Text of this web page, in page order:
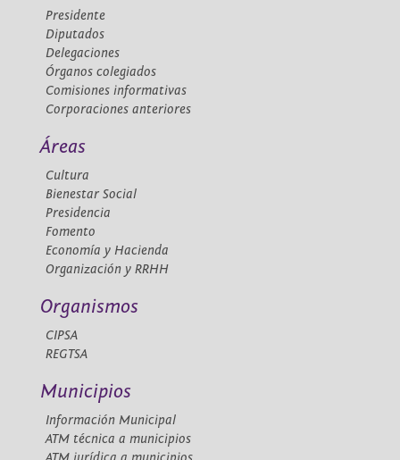
Presidente
Diputados
Delegaciones
Órganos colegiados
Comisiones informativas
Corporaciones anteriores
Áreas
Cultura
Bienestar Social
Presidencia
Fomento
Economía y Hacienda
Organización y RRHH
Organismos
CIPSA
REGTSA
Municipios
Información Municipal
ATM técnica a municipios